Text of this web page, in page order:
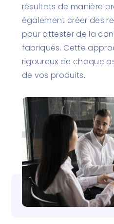
résultats de manière
également créer des
pour attester de la
fabriqués. Cette
rigoureux de chaque
de vos produits.